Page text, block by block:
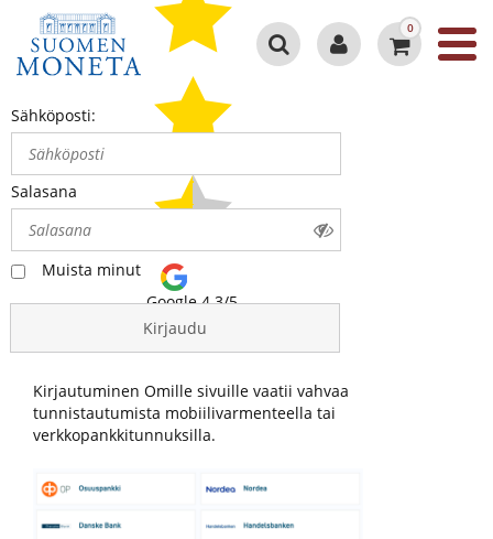
Google 4.3/5
0
Sähköposti:
Salasana
Muista minut
Kirjaudu
Kirjautuminen Omille sivuille vaatii vahvaa
tunnistautumista mobiilivarmenteella tai
verkkopankkitunnuksilla.